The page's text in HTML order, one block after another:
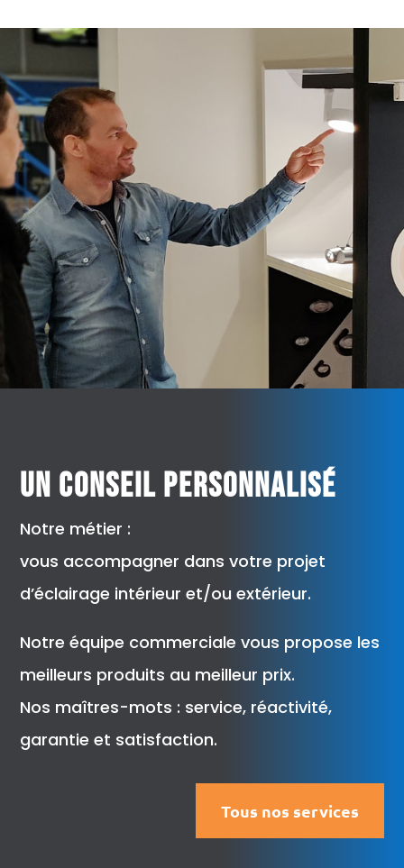
Un conseil personnalisé
Notre métier :
vous accompagner dans votre projet
d’éclairage intérieur et/ou extérieur.
Notre équipe commerciale vous propose les
meilleurs produits au meilleur prix.
Nos maîtres-mots : service, réactivité,
garantie et satisfaction.
Tous nos services